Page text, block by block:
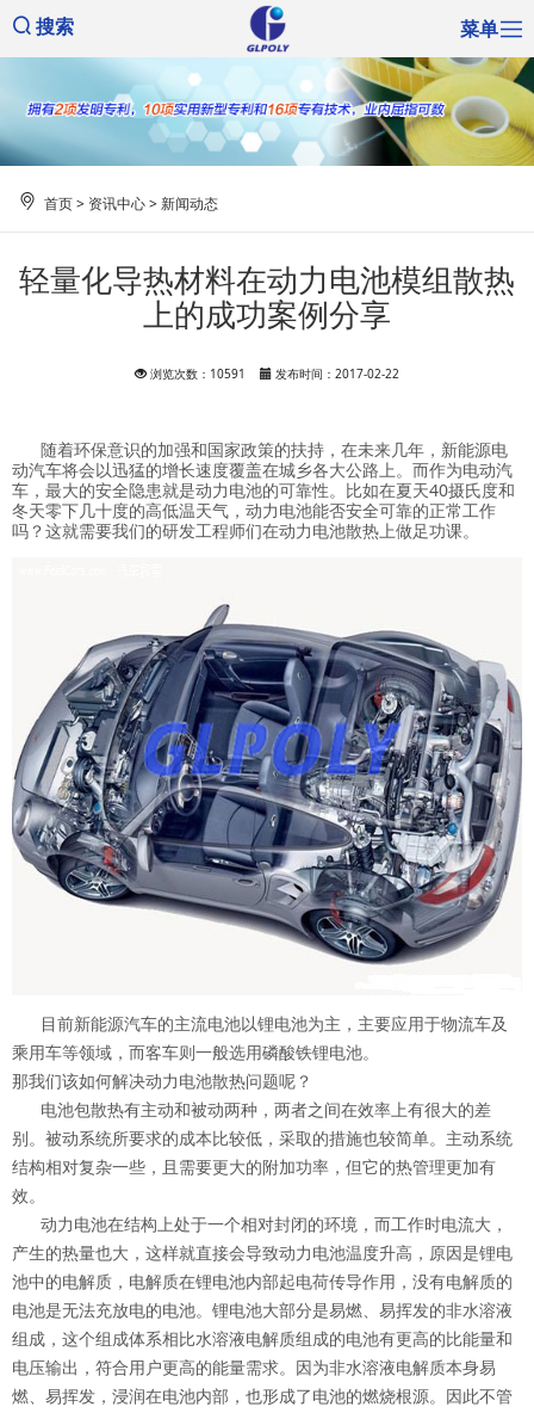
搜索 菜单
首页> 资讯中心>新闻动态
轻量化导热材料在动力电池模组散热
上的成功案例分享
浏览次数：10591 发布时间：2017-02-22
随着环保意识的加强和国家政策的扶持，在未来几年，新能源电
动汽车将会以迅猛的增长速度覆盖在城乡各大公路上。而作为电动汽
车，最大的安全隐患就是动力电池的可靠性。比如在夏天40摄氏度和
冬天零下几十度的高低温天气，动力电池能否安全可靠的正常工作
吗？这就需要我们的研发工程师们在动力电池散热上做足功课。
目前新能源汽车的主流电池以锂电池为主，主要应用于物流车及
乘用车等领域，而客车则一般选用磷酸铁锂电池。
那我们该如何解决动力电池散热问题呢？
电池包散热有主动和被动两种，两者之间在效率上有很大的差
别。被动系统所要求的成本比较低，采取的措施也较简单。主动系统
结构相对复杂一些，且需要更大的附加功率，但它的热管理更加有
效。
动力电池在结构上处于一个相对封闭的环境，而工作时电流大，
产生的热量也大，这样就直接会导致动力电池温度升高，原因是锂电
池中的电解质，电解质在锂电池内部起电荷传导作用，没有电解质的
电池是无法充放电的电池。锂电池大部分是易燃、易挥发的非水溶液
组成，这个组成体系相比水溶液电解质组成的电池有更高的比能量和
电压输出，符合用户更高的能量需求。因为非水溶液电解质本身易
燃、易挥发，浸润在电池内部，也形成了电池的燃烧根源。因此不管